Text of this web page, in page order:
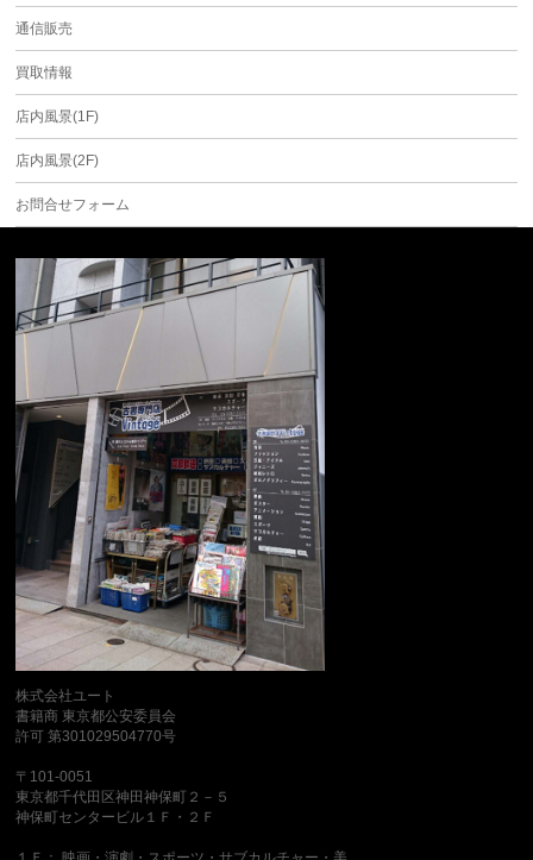
通信販売
買取情報
店内風景(1F)
店内風景(2F)
お問合せフォーム
株式会社ユート
書籍商 東京都公安委員会
許可 第301029504770号
〒101-0051
東京都千代田区神田神保町２－５
神保町センタービル１Ｆ・２Ｆ